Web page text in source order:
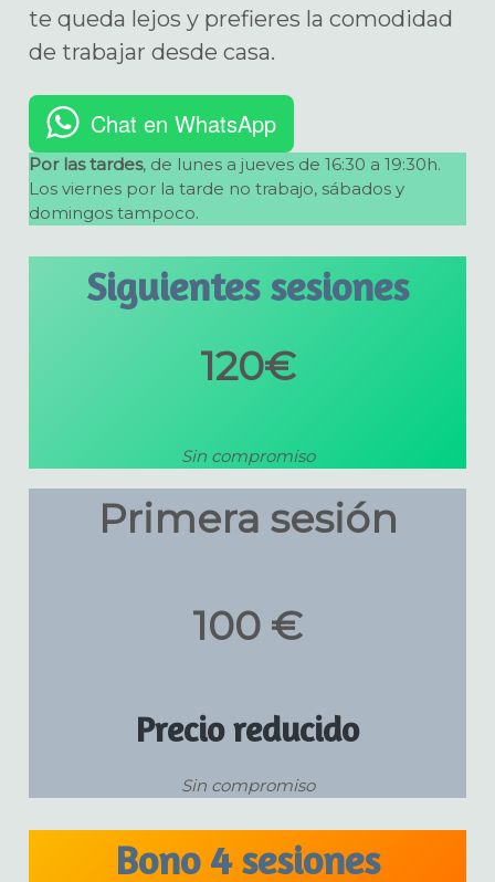
te queda lejos y prefieres la comodidad
de trabajar desde casa.
Chat en WhatsApp
Por las tardes, de lunes a jueves de 16:30 a 19:30h.
Los viernes por la tarde no trabajo, sábados y
domingos tampoco.
Siguientes sesiones
120€
Sin compromiso
Primera sesión
100 €
Precio reducido
Sin compromiso
Bono 4 sesiones